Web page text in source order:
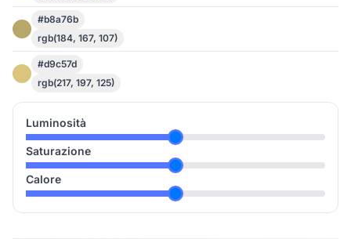
#b8a76b
rgb(184, 167, 107)
#d9c57d
rgb(217, 197, 125)
Luminosità
Saturazione
Calore